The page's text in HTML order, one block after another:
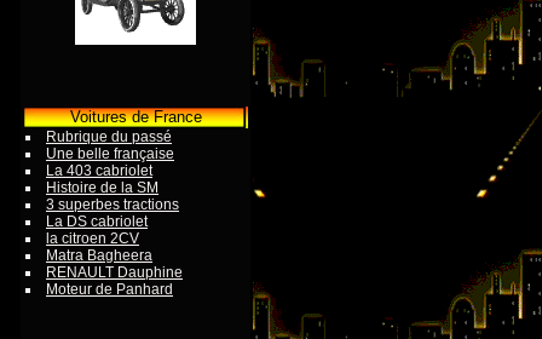
Voitures de France
Rubrique du passé
Une belle française
La 403 cabriolet
Histoire de la SM
3 superbes tractions
La DS cabriolet
la citroen 2CV
Matra Bagheera
RENAULT Dauphine
Moteur de Panhard